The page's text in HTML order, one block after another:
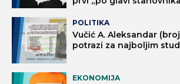
POLITIKA
Vučić A. Aleksandar
potrazi za najboljim
EKONOMIJA